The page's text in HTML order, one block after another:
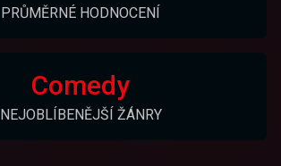
PRŮMĚRNÉ HODNOCENÍ
Comedy
NEJOBLÍBENĚJŠÍ ŽÁNRY